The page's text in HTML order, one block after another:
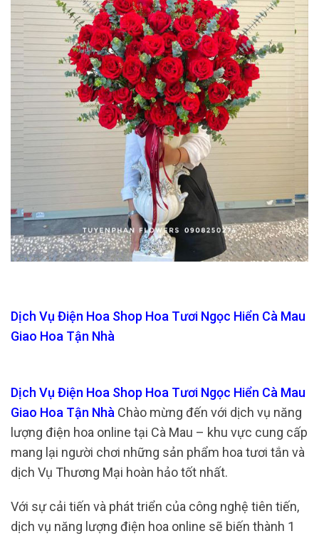
Dịch Vụ Điện Hoa Shop Hoa Tươi Ngọc Hiển Cà Mau
Giao Hoa Tận Nhà
Dịch Vụ Điện Hoa Shop Hoa Tươi Ngọc Hiển Cà Mau
Giao Hoa Tận Nhà Chào mừng đến với dịch vụ năng
lượng điện hoa online tại Cà Mau – khu vực cung cấp
mang lại người chơi những sản phẩm hoa tươi tắn và
dịch Vụ Thương Mại hoàn hảo tốt nhất.
Với sự cải tiến và phát triển của công nghệ tiên tiến,
dịch vụ năng lượng điện hoa online sẽ biến thành 1